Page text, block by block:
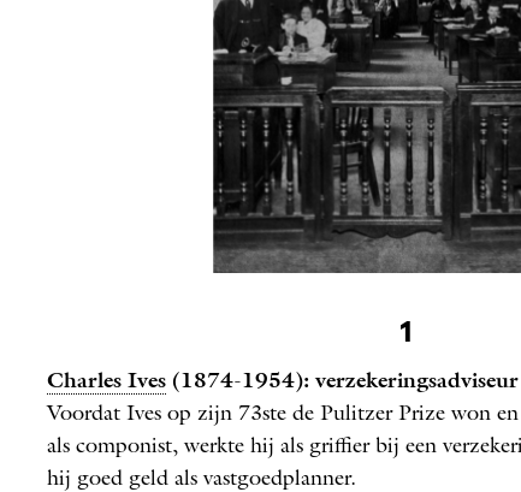
1
Charles Ives (1874-1954): verzekeringsadviseur
Voordat Ives op zijn 73ste de Pulitzer Prize won
als componist, werkte hij als griffier bij een
hij goed geld als vastgoedplanner.